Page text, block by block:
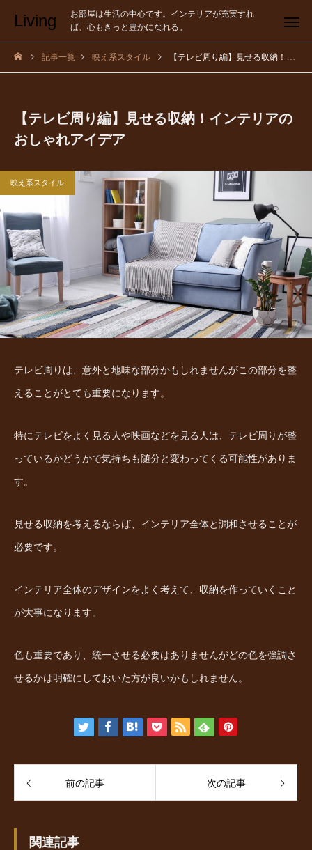
Living
お部屋は生活の中心です。インテリアが充実すれ
ば、心もきっと豊かになれる。
記事一覧 映え系スタイル 【テレビ周り編】見せる収納！インテリアのおしゃれアイデア
【テレビ周り編】見せる収納！インテリアの
おしゃれアイデア
映え系スタイル
テレビ周りは、意外と地味な部分かもしれませんがこの部分を整
えることがとても重要になります。
特にテレビをよく見る人や映画などを見る人は、テレビ周りが整
っているかどうかで気持ちも随分と変わってくる可能性がありま
す。
見せる収納を考えるならば、インテリア全体と調和させることが
必要です。
インテリア全体のデザインをよく考えて、収納を作っていくこと
が大事になります。
色も重要であり、統一させる必要はありませんがどの色を強調さ
せるかは明確にしておいた方が良いかもしれません。
前の記事 次の記事
関連記事